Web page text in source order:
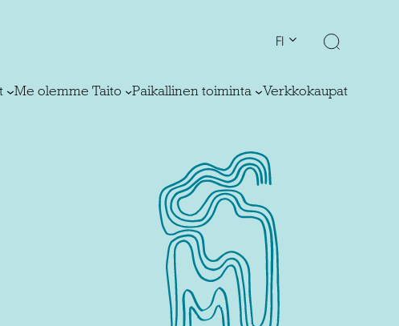
FI
Me olemme Taito Paikallinen toiminta Verkkokaupat